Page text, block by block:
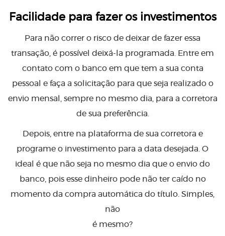
Facilidade para fazer os investimentos
Para não correr o risco de deixar de fazer essa
transação, é possível deixá-la programada. Entre em
contato com o banco em que tem a sua conta
pessoal e faça a solicitação para que seja realizado o
envio mensal, sempre no mesmo dia, para a corretora
de sua preferência.
Depois, entre na plataforma de sua corretora e
programe o investimento para a data desejada. O
ideal é que não seja no mesmo dia que o envio do
banco, pois esse dinheiro pode não ter caído no
momento da compra automática do título. Simples,
não
é mesmo?